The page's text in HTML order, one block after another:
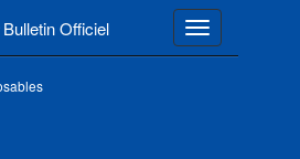
Bulletin Officiel Toggle